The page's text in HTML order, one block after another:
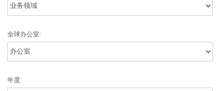
全球办公室:
年度: